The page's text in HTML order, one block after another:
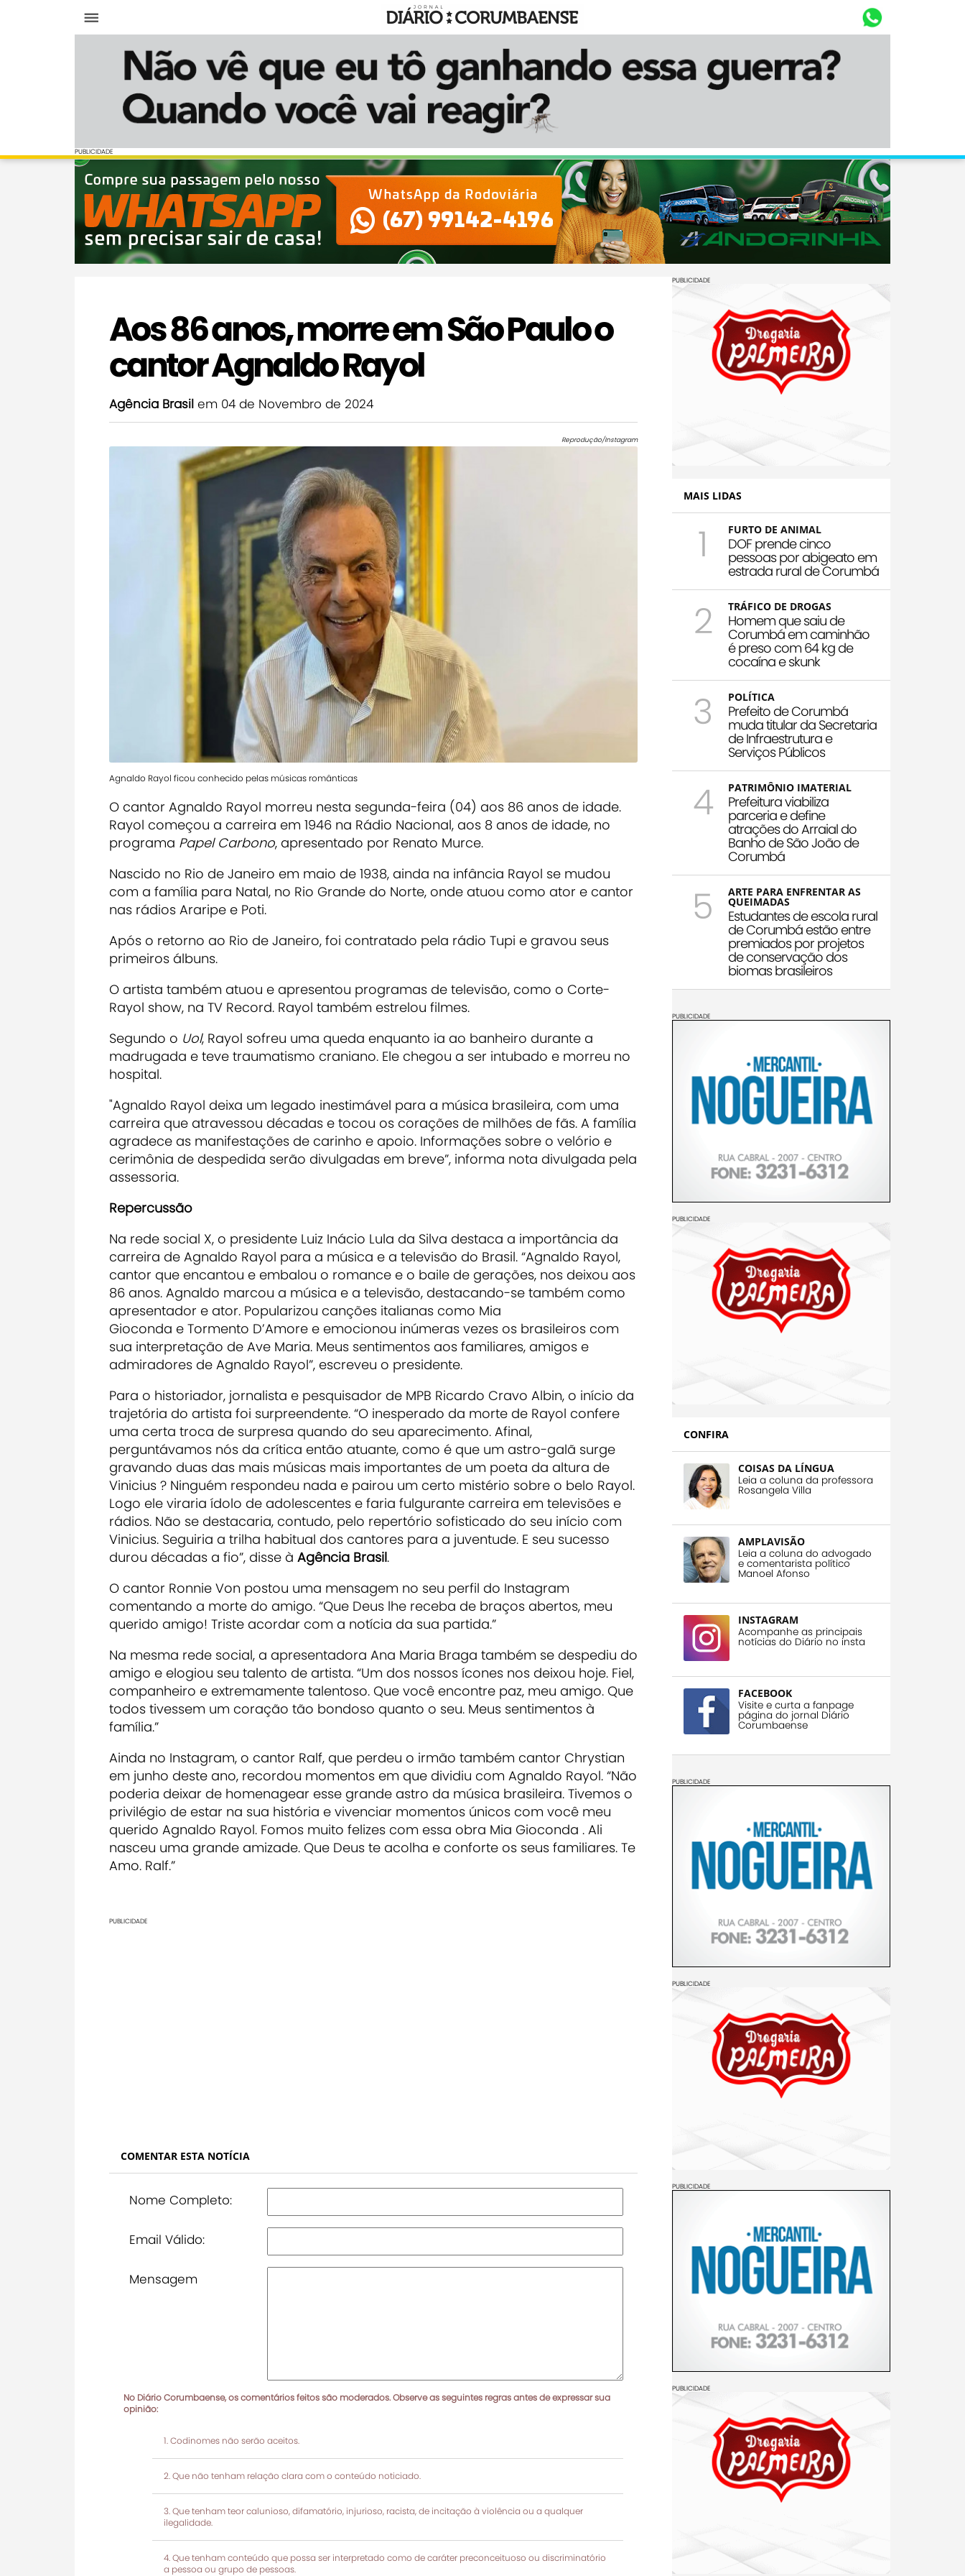
Diário Corumbaense
PUBLICIDADE
PUBLICIDADE
Aos 86 anos, morre em São Paulo o
cantor Agnaldo Rayol
Agência Brasil em 04 de Novembro de 2024
Reprodução/Instagram
Agnaldo Rayol ficou conhecido pelas músicas românticas
O cantor Agnaldo Rayol morreu nesta segunda-feira (04) aos 86 anos de idade.
Rayol começou a carreira em 1946 na Rádio Nacional, aos 8 anos de idade, no
programa Papel Carbono, apresentado por Renato Murce.
Nascido no Rio de Janeiro em maio de 1938, ainda na infância Rayol se mudou
com a família para Natal, no Rio Grande do Norte, onde atuou como ator e cantor
nas rádios Araripe e Poti.
Após o retorno ao Rio de Janeiro, foi contratado pela rádio Tupi e gravou seus
primeiros álbuns.
O artista também atuou e apresentou programas de televisão, como o Corte-
Rayol show, na TV Record. Rayol também estrelou filmes.
Segundo o Uol, Rayol sofreu uma queda enquanto ia ao banheiro durante a
madrugada e teve traumatismo craniano. Ele chegou a ser intubado e morreu no
hospital.
"Agnaldo Rayol deixa um legado inestimável para a música brasileira, com uma
carreira que atravessou décadas e tocou os corações de milhões de fãs. A família
agradece as manifestações de carinho e apoio. Informações sobre o velório e
cerimônia de despedida serão divulgadas em breve”, informa nota divulgada pela
assessoria.
Repercussão
Na rede social X, o presidente Luiz Inácio Lula da Silva destaca a importância da
carreira de Agnaldo Rayol para a música e a televisão do Brasil. “Agnaldo Rayol,
cantor que encantou e embalou o romance e o baile de gerações, nos deixou aos
86 anos. Agnaldo marcou a música e a televisão, destacando-se também como
apresentador e ator. Popularizou canções italianas como Mia
Gioconda e Tormento D’Amore e emocionou inúmeras vezes os brasileiros com
sua interpretação de Ave Maria. Meus sentimentos aos familiares, amigos e
admiradores de Agnaldo Rayol”, escreveu o presidente.
Para o historiador, jornalista e pesquisador de MPB Ricardo Cravo Albin, o início da
trajetória do artista foi surpreendente. “O inesperado da morte de Rayol confere
uma certa troca de surpresa quando do seu aparecimento. Afinal,
perguntávamos nós da crítica então atuante, como é que um astro-galã surge
gravando duas das mais músicas mais importantes de um poeta da altura de
Vinicius ? Ninguém respondeu nada e pairou um certo mistério sobre o belo Rayol.
Logo ele viraria ídolo de adolescentes e faria fulgurante carreira em televisões e
rádios. Não se destacaria, contudo, pelo repertório sofisticado do seu início com
Vinicius. Seguiria a trilha habitual dos cantores para a juventude. E seu sucesso
durou décadas a fio”, disse à Agência Brasil.
O cantor Ronnie Von postou uma mensagem no seu perfil do Instagram
comentando a morte do amigo. “Que Deus lhe receba de braços abertos, meu
querido amigo! Triste acordar com a notícia da sua partida.”
Na mesma rede social, a apresentadora Ana Maria Braga também se despediu do
amigo e elogiou seu talento de artista. “Um dos nossos ícones nos deixou hoje. Fiel,
companheiro e extremamente talentoso. Que você encontre paz, meu amigo. Que
todos tivessem um coração tão bondoso quanto o seu. Meus sentimentos à
família.”
Ainda no Instagram, o cantor Ralf, que perdeu o irmão também cantor Chrystian
em junho deste ano, recordou momentos em que dividiu com Agnaldo Rayol. “Não
poderia deixar de homenagear esse grande astro da música brasileira. Tivemos o
privilégio de estar na sua história e vivenciar momentos únicos com você meu
querido Agnaldo Rayol. Fomos muito felizes com essa obra Mia Gioconda . Ali
nasceu uma grande amizade. Que Deus te acolha e conforte os seus familiares. Te
Amo. Ralf.”
PUBLICIDADE
COMENTAR ESTA NOTÍCIA
Nome Completo:
Email Válido:
Mensagem
No Diário Corumbaense, os comentários feitos são moderados. Observe as seguintes regras antes de expressar sua
opinião:
Codinomes não serão aceitos.
Que não tenham relação clara com o conteúdo noticiado.
Que tenham teor calunioso, difamatório, injurioso, racista, de incitação à violência ou a qualquer
ilegalidade.
Que tenham conteúdo que possa ser interpretado como de caráter preconceituoso ou discriminatório
a pessoa ou grupo de pessoas.
PUBLICIDADE
MAIS LIDAS
1 FURTO DE ANIMAL
DOF prende cinco
pessoas por abigeato em
estrada rural de Corumbá
2 TRÁFICO DE DROGAS
Homem que saiu de
Corumbá em caminhão
é preso com 64 kg de
cocaína e skunk
3 POLÍTICA
Prefeito de Corumbá
muda titular da Secretaria
de Infraestrutura e
Serviços Públicos
4 PATRIMÔNIO IMATERIAL
Prefeitura viabiliza
parceria e define
atrações do Arraial do
Banho de São João de
Corumbá
5 ARTE PARA ENFRENTAR AS
QUEIMADAS
Estudantes de escola rural
de Corumbá estão entre
premiados por projetos
de conservação dos
biomas brasileiros
PUBLICIDADE
PUBLICIDADE
CONFIRA
COISAS DA LÍNGUA
Leia a coluna da professora
Rosangela Villa
AMPLAVISÃO
Leia a coluna do advogado
e comentarista político
Manoel Afonso
INSTAGRAM
Acompanhe as principais
notícias do Diário no insta
FACEBOOK
Visite e curta a fanpage
página do jornal Diário
Corumbaense
PUBLICIDADE
PUBLICIDADE
PUBLICIDADE
PUBLICIDADE